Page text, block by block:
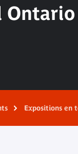
Expositions en